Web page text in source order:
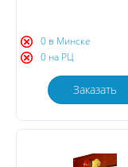
0 в Минске
0 на РЦ
Заказать